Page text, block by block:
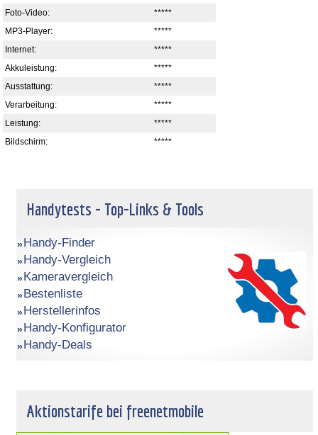
*****
Foto-Video:
*****
MP3-Player:
*****
Internet:
*****
Akkuleistung:
*****
Ausstattung:
*****
Verarbeitung:
*****
Leistung:
*****
Bildschirm:
Handytests - Top-Links & Tools
Handy-Finder
Handy-Vergleich
Kameravergleich
Bestenliste
Herstellerinfos
Handy-Konfigurator
Handy-Deals
Aktionstarife bei freenetmobile